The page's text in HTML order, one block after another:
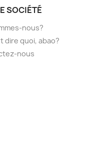
SOCIÉTÉ
nous?
dire quoi, abao?
nous